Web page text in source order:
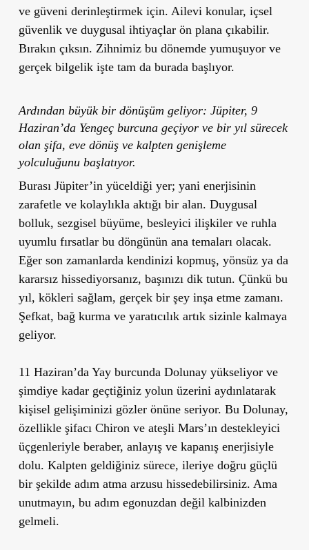
ve güveni derinleştirmekiçin. Ailevi konular, içsel
güvenlik ve duygusal ihtiyaçlar ön plana çıkabilir.
Bırakın çıksın. Zihnimiz bu dönemde yumuşuyor ve
gerçek bilgelik işte tam da burada başlıyor.
Ardından büyük bir dönüşüm geliyor: Jüpiter, 9
Haziran’da Yengeç burcuna geçiyorve bir yıl sürecek
olan şifa, eve dönüş ve kalpten genişleme
yolculuğunu başlatıyor.
Burası Jüpiter’in yüceldiği yer; yani enerjisinin
zarafetle ve kolaylıkla aktığı bir alan. Duygusal
bolluk, sezgisel büyüme, besleyici ilişkiler ve ruhla
uyumlu fırsatlarbu döngünün ana temaları olacak.
Eğer son zamanlarda kendinizi kopmuş, yönsüz ya da
kararsız hissediyorsanız, başınızı dik tutun. Çünkü bu
yıl, kökleri sağlam, gerçek bir şey inşa etme zamanı.
Şefkat, bağ kurma ve yaratıcılıkartık sizinle kalmaya
geliyor.
11 Haziran’da Yay burcunda Dolunay yükseliyorve
şimdiye kadar geçtiğiniz yolun üzerini aydınlatarak
kişisel gelişiminizi gözler önüne seriyor. Bu Dolunay,
özellikle şifacı Chiron ve ateşli Mars’ın destekleyici
üçgenleriyle beraber, anlayış ve kapanış enerjisiyle
dolu. Kalpten geldiğiniz sürece, ileriye doğru güçlü
bir şekilde adım atma arzusu hissedebilirsiniz. Ama
unutmayın, bu adım egonuzdan değil kalbinizden
gelmeli.